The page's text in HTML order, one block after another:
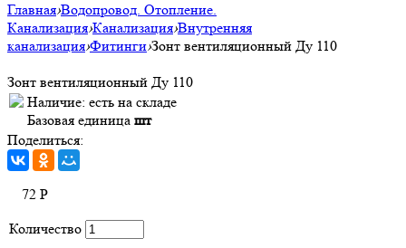
Главная›Водопровод. Отопление.
Канализация›Канализация›Внутренняя
канализация›Фитинги›Зонт вентиляционный Ду 110
Зонт вентиляционный Ду 110
Наличие: есть на складе
Базовая единица шт
Поделиться:
72 Р
Количество